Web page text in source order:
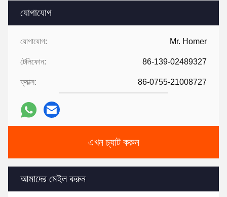
যোগাযোগ
যোগাযোগ: Mr. Homer
টেলিফোন: 86-139-02489327
ফ্যাক্স: 86-0755-21008727
এখন চ্যাট করুন
আমাদের মেইল করুন